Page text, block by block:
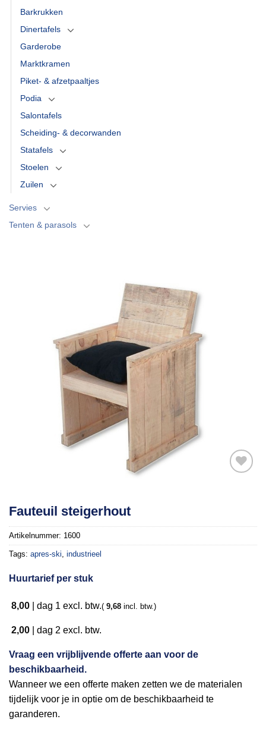
Barkrukken
Dinertafels
Garderobe
Marktkramen
Piket- & afzetpaaltjes
Podia
Salontafels
Scheiding- & decorwanden
Statafels
Stoelen
Zuilen
Servies
Tenten & parasols
verlanglijst
Fauteuil steigerhout
Artikelnummer: 1600
Tags: apres-ski, industrieel
Huurtarief per stuk
8,00 dag 1 excl. btw.( 9,68 incl. btw.)
2,00 dag 2 excl. btw.
Vraag een vrijblijvende offerte aan voor de
beschikbaarheid.
Wanneer we een offerte maken zetten we de materialen
tijdelijk voor je in optie om de beschikbaarheid te
garanderen.